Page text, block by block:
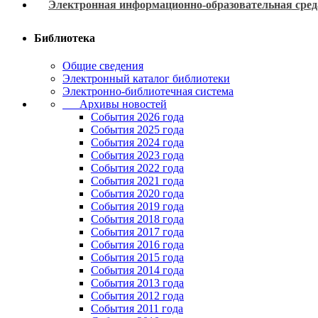
Электронная информационно-образовательная
Библиотека
Общие сведения
Электронный каталог библиотеки
Электронно-библиотечная система
Архивы новостей
Cобытия 2026 года
События 2025 года
События 2024 года
События 2023 года
Cобытия 2022 года
Cобытия 2021 года
События 2020 года
События 2019 года
События 2018 года
События 2017 года
События 2016 года
События 2015 года
События 2014 года
События 2013 года
События 2012 года
События 2011 года